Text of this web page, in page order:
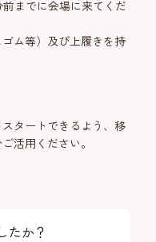
までに会場に来てくだ
ム等）及び上履きを持
タートできるよう、移
活用ください。
たか？